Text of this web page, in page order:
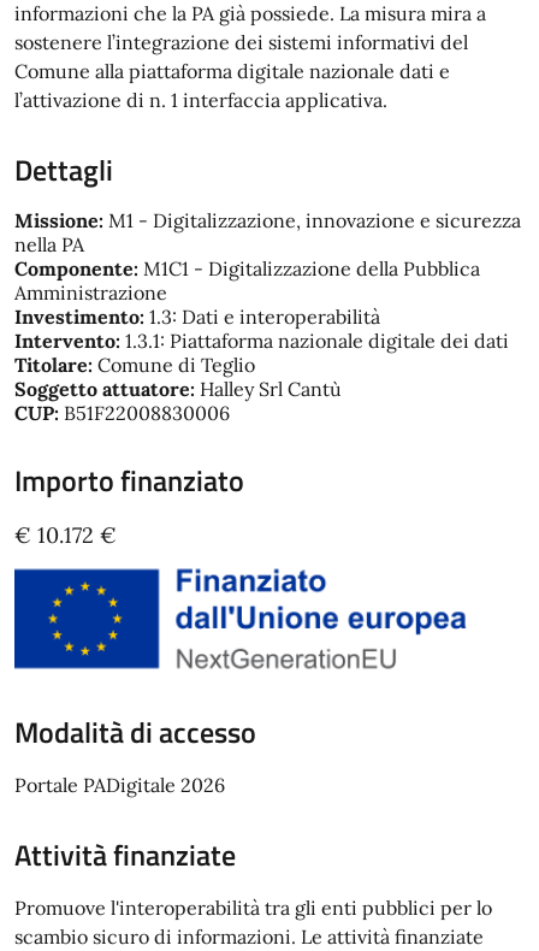
informazioni che la PA già possiede. La misura mira a
sostenere l’integrazione dei sistemi informativi del
Comune alla piattaforma digitale nazionale dati e
l’attivazione di n. 1 interfaccia applicativa.
Dettagli
Missione: M1 - Digitalizzazione, innovazione e sicurezza
nella PA
Componente: M1C1 - Digitalizzazione della Pubblica
Amministrazione
Investimento: 1.3: Dati e interoperabilità
Intervento: 1.3.1: Piattaforma nazionale digitale dei dati
Titolare: Comune di Teglio
Soggetto attuatore: Halley Srl Cantù
CUP: B51F22008830006
Importo finanziato
€ 10.172 €
Modalità di accesso
Portale PADigitale 2026
Attività finanziate
Promuove l'interoperabilità tra gli enti pubblici per lo
scambio sicuro di informazioni. Le attività finanziate